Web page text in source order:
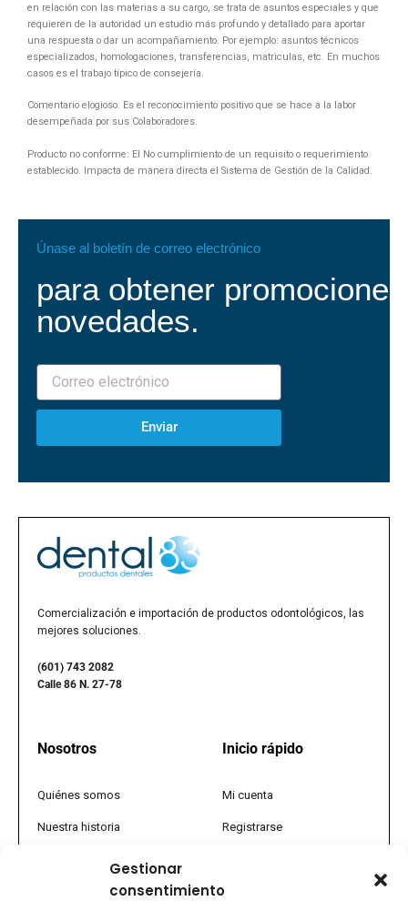
Gestionar
consentimiento
en relación con las materias a su cargo, se trata de asuntos especiales y que
requieren de la autoridad un estudio más profundo y detallado para aportar
una respuesta o dar un acompañamiento. Por ejemplo: asuntos técnicos
especializados, homologaciones, transferencias, matriculas, etc. En muchos
casos es el trabajo típico de consejería.
Comentario elogioso: Es el reconocimiento positivo que se hace a la labor
desempeñada por sus Colaboradores.
Producto no conforme: El No cumplimiento de un requisito o requerimiento
establecido. Impacta de manera directa el Sistema de Gestión de la Calidad.
Únase al boletín de correo electrónico
para obtener
novedades.
Enviar
Comercialización e importación de productos odontológicos, las
mejores soluciones.
(601) 743 2082
Calle 86 N. 27-78
Nosotros
Quiénes somos
Nuestra historia
Inicio rápido
Mi cuenta
Registrarse
Promociones